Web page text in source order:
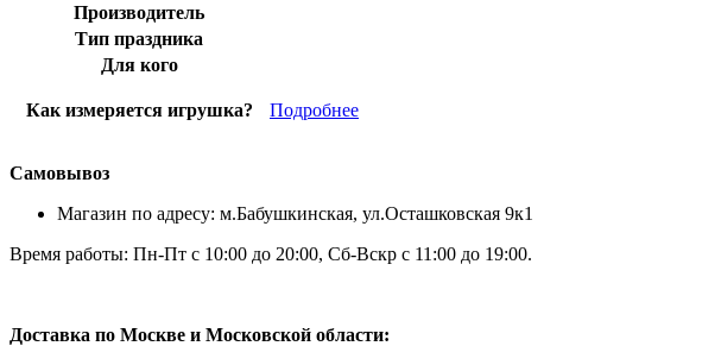
Производитель
Тип праздника
Для кого
Как измеряется игрушка? Подробнее
Самовывоз
Магазин по адресу: м.Бабушкинская, ул.Осташковская 9к1
Время работы: Пн-Пт с 10:00 до 20:00, Сб-Вскр с 11:00 до 19:00.
Доставка по Москве и Московской области: